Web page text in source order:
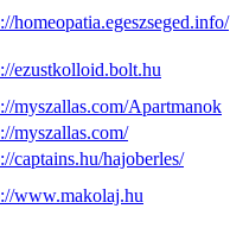
homeopatia.egeszseged.info/
ezustkolloid.bolt.hu
myszallas.com/Apartmanok
myszallas.com/
captains.hu/hajoberles/
www.makolaj.hu